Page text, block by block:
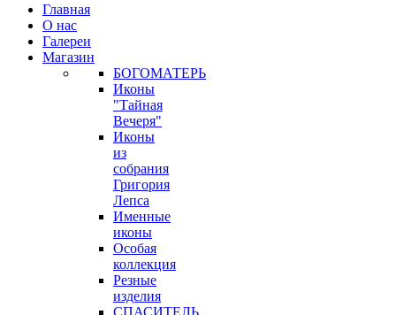
Главная
О нас
Галереи
Магазин
БОГОМАТЕРЬ
Иконы
"Тайная
Вечеря"
Иконы
из
собрания
Григория
Лепса
Именные
иконы
Особая
коллекция
Резные
изделия
СПАСИТЕЛЬ